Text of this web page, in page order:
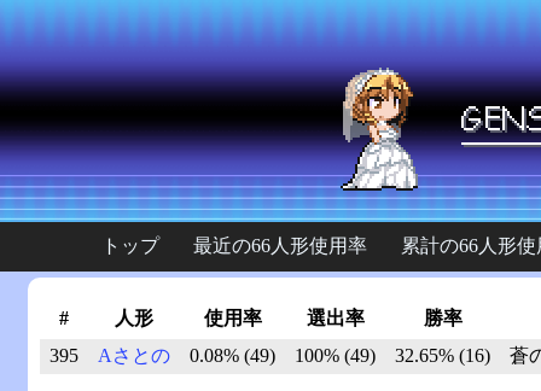
トップ 最近の66人形使用率 累計の66人形
# 人形 使用率 選出率
勝率
395
Aさとの 0.08% (49) 100% (49) 32.65% (16) 蒼